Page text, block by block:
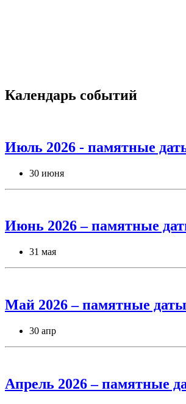
Календарь событий
Июль 2026 - памятные
30 июня
Июнь 2026 – памятные
31 мая
Май 2026 – памятные
30 апр
Апрель 2026 – памятные